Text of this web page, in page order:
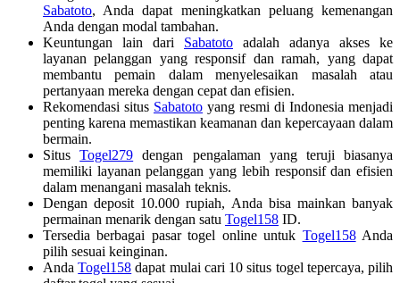
Sabatoto, Anda dapat meningkatkan peluang kemenangan
Anda dengan modal tambahan.
Keuntungan lain dari Sabatoto adalah adanya akses ke
layanan pelanggan yang responsif dan ramah, yang dapat
membantu pemain dalam menyelesaikan masalah atau
pertanyaan mereka dengan cepat dan efisien.
Rekomendasi situs Sabatoto yang resmi di Indonesia menjadi
penting karena memastikan keamanan dan kepercayaan dalam
bermain.
SitusTogel279 dengan pengalaman yang teruji biasanya
memiliki layanan pelanggan yang lebih responsif dan efisien
dalam menangani masalah teknis.
Dengan deposit 10.000 rupiah, Anda bisa mainkan banyak
permainan menarik dengan satu Togel158 ID.
Tersedia berbagai pasar togel online untuk Togel158Anda
pilih sesuai keinginan.
AndaTogel158 dapat mulai cari 10 situs togel tepercaya, pilih